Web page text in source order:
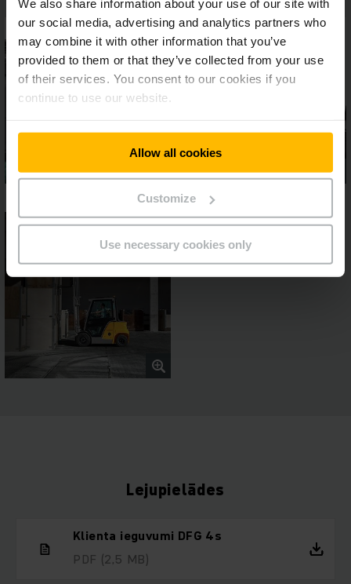
We also share information about your use of our site with
our social media, advertising and analytics partners who
may combine it with other information that you’ve
provided to them or that they’ve collected from your use
of their services. You consent to our cookies if you
continue to use our website.
Allow all cookies
Customize
Use necessary cookies only
Lejupielādes
Klienta ieguvumi DFG 4s
PDF (2,5 MB)